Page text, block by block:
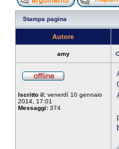
Stampa pagina
Autore
amy
Iscritto il: venerdì 10 gennaio
2014, 17:01
Messaggi: 374